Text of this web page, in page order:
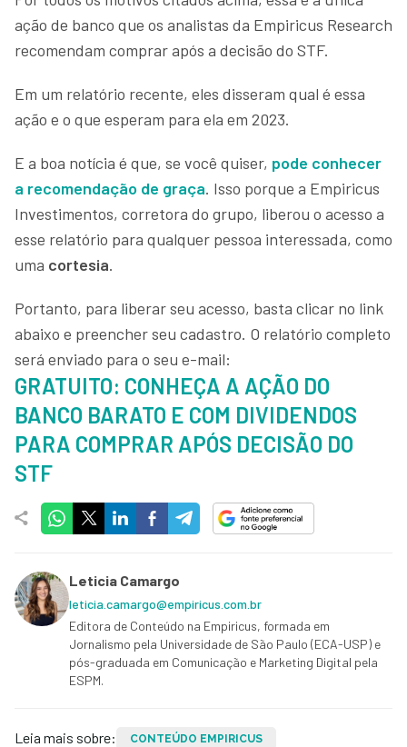
ação de banco que os analistas da Empiricus Research
recomendam comprar após a decisão do STF.
Em um relatório recente, eles disseram qual é essa
ação e o que esperam para ela em 2023.
E a boa notícia é que, se você quiser, pode conhecer
a recomendação de graça. Isso porque a Empiricus
Investimentos, corretora do grupo, liberou o acesso a
esse relatório para qualquer pessoa interessada, como
uma cortesia.
Portanto, para liberar seu acesso, basta clicar no link
abaixo e preencher seu cadastro. O relatório completo
será enviado para o seu e-mail:
GRATUITO: CONHEÇA A AÇÃO DO
BANCO BARATO E COM DIVIDENDOS
PARA COMPRAR APÓS DECISÃO DO
STF
Leticia Camargo
leticia.camargo@empiricus.com.br
Editora de Conteúdo na Empiricus, formada em
Jornalismo pela Universidade de São Paulo (ECA-USP) e
pós-graduada em Comunicação e Marketing Digital pela
ESPM.
Leia mais sobre: CONTEÚDO EMPIRICUS